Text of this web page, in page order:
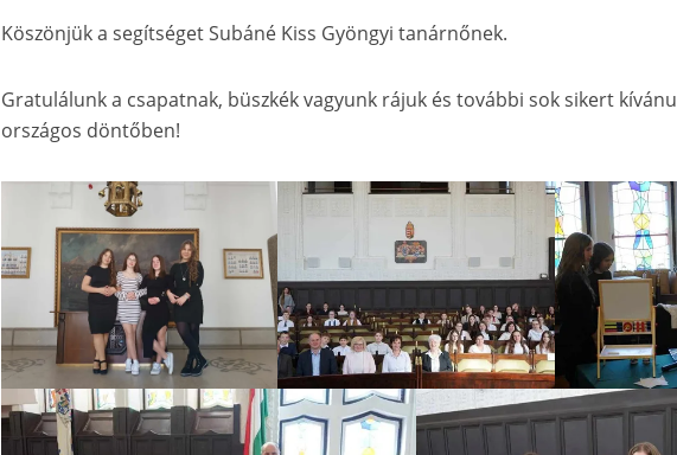
Köszönjük a segítséget Subáné Kiss Gyöngyi tanárnőnek.
Gratulálunk a csapatnak, büszkék vagyunk rájuk és további sok sikert
országos döntőben!